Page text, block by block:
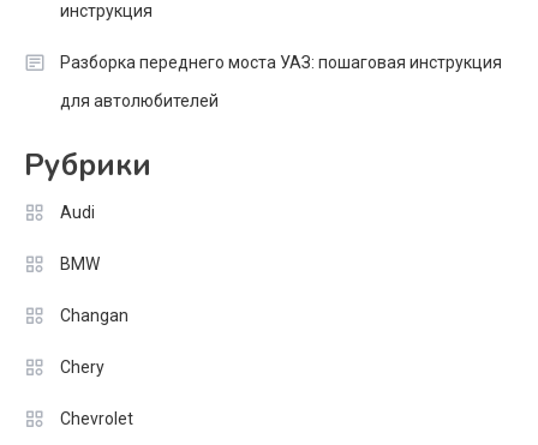
инструкция
Разборка переднего моста УАЗ: пошаговая инструкция
для автолюбителей
Рубрики
Audi
BMW
Changan
Chery
Chevrolet